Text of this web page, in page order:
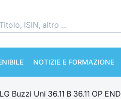
NOTIZIE E FORMAZIONE
Buzzi Uni 36.11 B 36.11 OP END